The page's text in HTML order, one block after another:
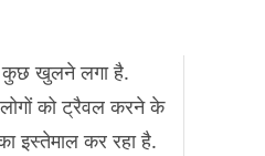
कुछ खुलने लगा है.
को ट्रैवल करने के
इस्तेमाल कर रहा है.